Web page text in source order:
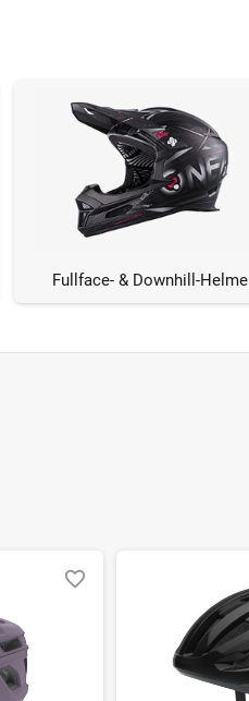
Fullface- & Downhill-Helme